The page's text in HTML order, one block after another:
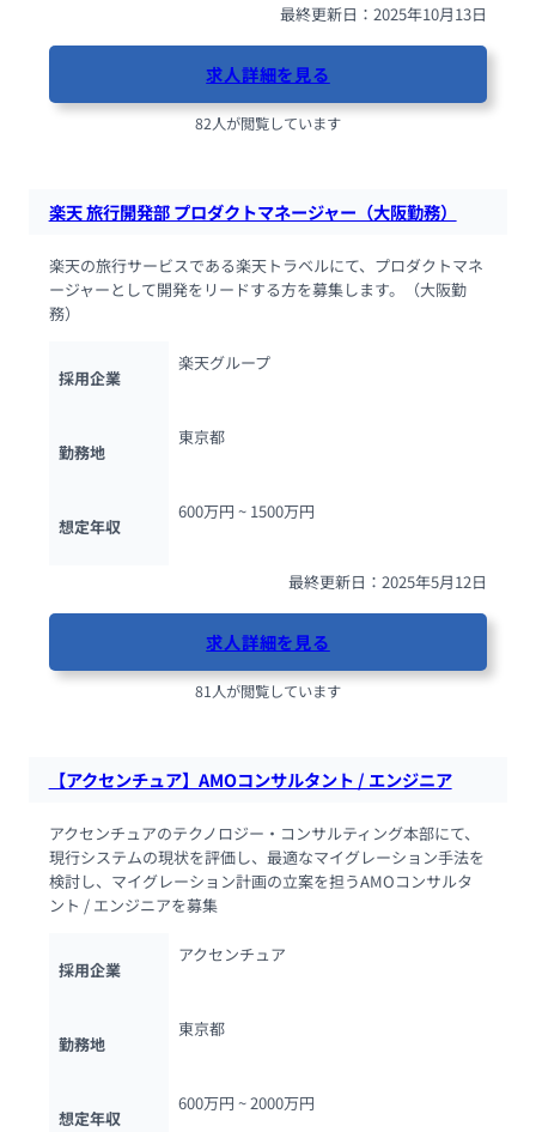
最終更新日：2025年10月13日
求人詳細を見る
82人が閲覧しています
楽天 旅行開発部 プロダクトマネージャー（大阪勤務）
楽天の旅行サービスである楽天トラベルにて、プロダクトマネ
ージャーとして開発をリードする方を募集します。（大阪勤
務）
採用企業
楽天グループ
勤務地
東京都
想定年収
600万円 ~ 1500万円
最終更新日：2025年5月12日
求人詳細を見る
81人が閲覧しています
【アクセンチュア】AMOコンサルタント / エンジニア
アクセンチュアのテクノロジー・コンサルティング本部にて、
現行システムの現状を評価し、最適なマイグレーション手法を
検討し、マイグレーション計画の立案を担うAMOコンサルタ
ント / エンジニアを募集
採用企業
アクセンチュア
勤務地
東京都
想定年収
600万円 ~ 2000万円